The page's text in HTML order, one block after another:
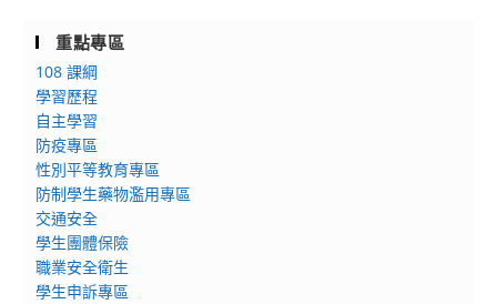
重點專區
108 課綱
學習歷程
自主學習
防疫專區
性別平等教育專區
防制學生藥物濫用專區
交通安全
學生團體保險
職業安全衛生
學生申訴專區